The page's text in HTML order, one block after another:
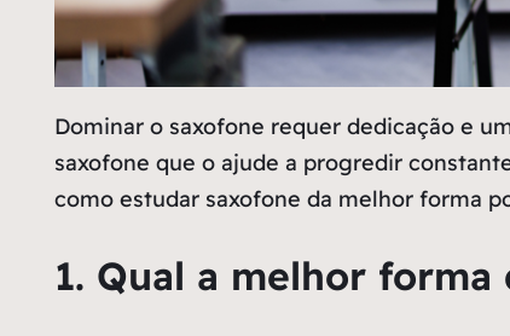
Dominar o saxofone requer dedicação e
saxofone que o ajude a progredir
como estudar saxofone da melhor forma
1. Qual a melhor